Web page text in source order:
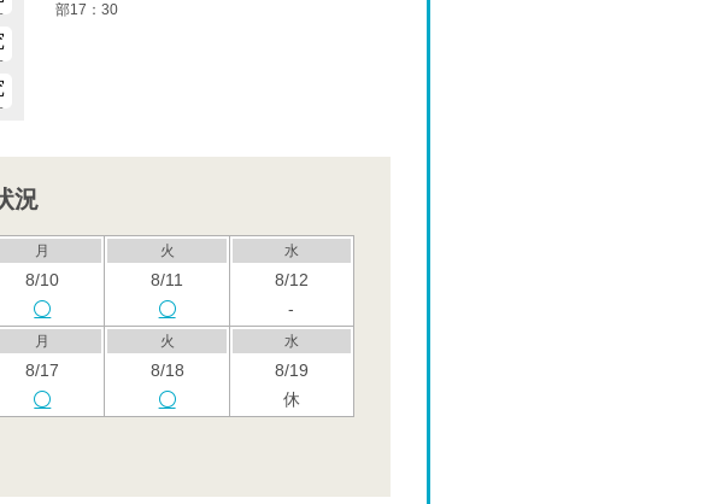
部17：30
況
月
8/10
火
8/11
水
8/12
-
月
8/17
火
8/18
水
8/19
休